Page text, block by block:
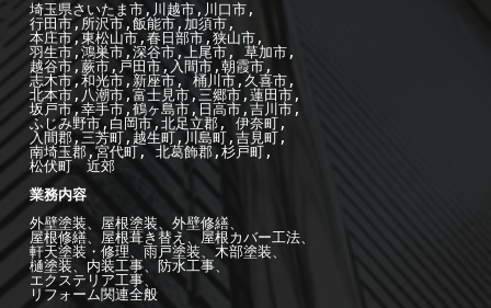
埼玉県さいたま市,川越市,川口市,
行田市,所沢市,飯能市,加須市,
本庄市,東松山市,春日部市,狭山市,
羽生市,鴻巣市,深谷市,上尾市, 草加市,
越谷市,蕨市,戸田市,入間市,朝霞市,
志木市,和光市,新座市, 桶川市,久喜市,
北本市,八潮市,富士見市,三郷市,蓮田市,
坂戸市,幸手市,鶴ヶ島市,日高市,吉川市,
ふじみ野市,白岡市,北足立郡, 伊奈町,
入間郡,三芳町,越生町,川島町,吉見町,
南埼玉郡,宮代町, 北葛飾郡,杉戸町,
松伏町　近郊
業務内容
外壁塗装、屋根塗装、外壁修繕、
屋根修繕、屋根葺き替え、屋根カバー工法、
軒天塗装・修理、雨戸塗装、木部塗装、
樋塗装、内装工事、防水工事、
エクステリア工事、
リフォーム関連全般